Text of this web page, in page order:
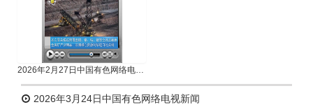
2026年2月27日中国有色网络电视新闻
2026年3月24日中国有色网络电视新闻